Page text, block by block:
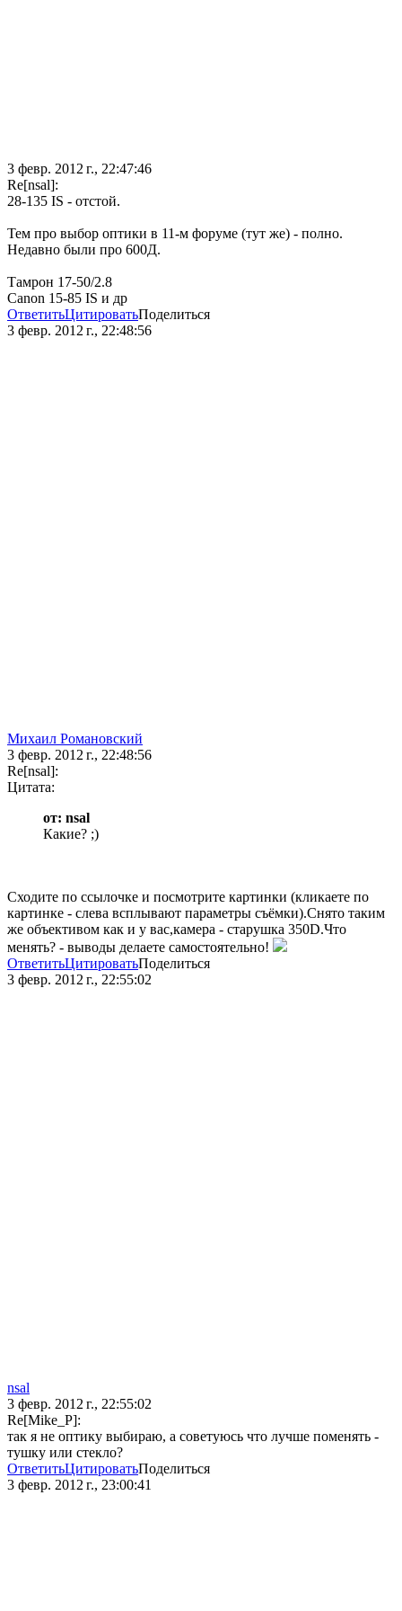
3 февр. 2012 г., 22:47:46
Re[nsal]:
28-135 IS - отстой.
Тем про выбор оптики в 11-м форуме (тут же) - полно.
Недавно были про 600Д.
Тамрон 17-50/2.8
Canon 15-85 IS и др
ОтветитьЦитироватьПоделиться
3 февр. 2012 г., 22:48:56
Михаил Романовский
3 февр. 2012 г., 22:48:56
Re[nsal]:
Цитата:
от: nsal
Какие? ;)
Сходите по ссылочке и посмотрите картинки (кликаете по
картинке - слева всплывают параметры съёмки).Снято таким
же объективом как и у вас,камера - старушка 350D.Что
менять? - выводы делаете самостоятельно!
ОтветитьЦитироватьПоделиться
3 февр. 2012 г., 22:55:02
nsal
3 февр. 2012 г., 22:55:02
Re[Mike_P]:
так я не оптику выбираю, а советуюсь что лучше поменять -
тушку или стекло?
ОтветитьЦитироватьПоделиться
3 февр. 2012 г., 23:00:41